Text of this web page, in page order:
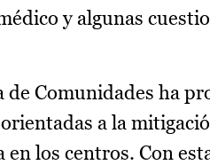
y algunas
de Comunidades ha
a la
los centros. Con